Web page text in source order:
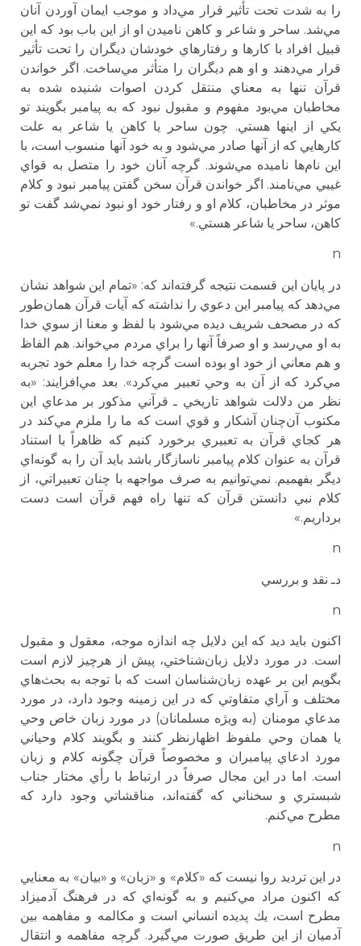
را به شدت تحت تأثير قرار مي‌داد و موجب ايمان آوردن آنان
مي‌شد. ساحر و شاعر و كاهن ناميدن او از اين باب بود كه اين
قبيل افراد با كارها و رفتارهاي خودشان ديگران را تحت تأثير
قرار مي‌دهند و او هم ديگران را متأثر مي‌ساخت. اگر خواندن
قرآن تنها به معناي منتقل كردن اصوات شنيده شده به
مخاطبان مي‌بود مفهوم و مقبول نبود كه به پيامبر بگويند تو
يكي از اينها هستي. چون ساحر يا كاهن يا شاعر به علت
كارهايي كه از آنها صادر مي‌شود و به خود آنها منسوب است، با
اين نام‌ها ناميده مي‌شوند. گرچه آنان خود را متصل به قواي
غيبي مي‌نامند. اگر خواندن قرآن سخن گفتن پيامبر نبود و كلام
موثر در مخاطبان، كلام او و رفتار خود او نبود نمي‌شد گفت تو
كاهن، ساحر يا شاعر هستي.»
n
در پايان اين قسمت نتيجه گرفته‌اند كه: «تمام اين شواهد نشان
مي‌دهد كه پيامبر اين دعوي را نداشته كه آيات قرآن همان‌طور
كه در مصحف شريف ديده مي‌شود با لفظ و معنا از سوي خدا
به او مي‌رسد و او صرفاً آنها را براي مردم مي‌خواند. هم الفاظ
و هم معاني از خود او بوده است گرچه خدا را معلم خود تجربه‌
مي‌كرد كه از آن به وحي تعبير مي‌كرد». بعد مي‌افزايند: «به
نظر من دلالت شواهد تاريخي ـ قرآني مذكور بر مدعاي اين
مكتوب آن‌چنان آشكار و قوي است كه ما را ملزم مي‌كند در
هر كجاي قرآن به تعبيري برخورد كنيم كه ظاهراً با استناد
قرآن به عنوان كلام پيامبر ناسازگار باشد بايد آن را به گونه‌اي
ديگر بفهميم. نمي‌توانيم به صرف مواجهه با چنان تعبيراتي، از
كلام نبي دانستن قرآن كه تنها راه فهم قرآن است دست
برداريم.»
n
دـ نقد و بررسي
n
اكنون بايد ديد كه اين دلايل چه اندازه موجه، معقول و مقبول
است. در مورد دلايل زبان‌شناختي، پيش از هرچيز لازم است
بگويم اين بر عهده زبان‌شناسان است كه با توجه به بحث‌هاي
مختلف و آراي متفاوتي كه در اين زمينه وجود دارد، در مورد
مدعاي مومنان (به ويژه مسلمانان) در مورد زبان خاص وحي
يا همان وحي ملفوظ اظهارنظر كنند و بگويند كلام وحياني
مورد ادعاي پيامبران و مخصوصاً قرآن چگونه كلام و زبان
است. اما در اين مجال صرفاً در ارتباط با رأي مختار جناب
شبستري و سخناني كه گفته‌اند، مناقشاتي وجود دارد كه
مطرح مي‌كنم.
n
در اين ترديد روا نيست كه «كلام» و «زبان» و «بيان» به معنايي
كه اكنون مراد مي‌كنيم و به گونه‌اي كه در فرهنگ آدميزاد
مطرح است، يك پديده انساني است و مكالمه و مفاهمه بين
آدميان از اين طريق صورت مي‌گيرد. گرچه مفاهمه و انتقال